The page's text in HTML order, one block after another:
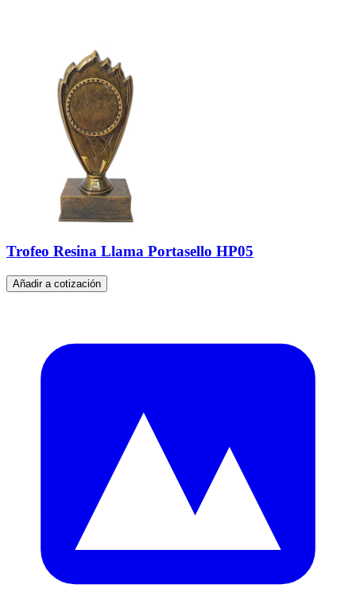
Trofeo Resina Llama Portasello HP05
Añadir a cotización